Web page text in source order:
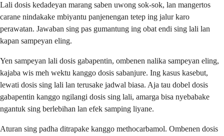
Lali dosis kedadeyan marang saben uwong sok-sok, lan mangertos
carane nindakake mbiyantu panjenengan tetep ing jalur karo
perawatan. Jawaban sing pas gumantung ing obat endi sing lali lan
kapan sampeyan eling.
Yen sampeyan lali dosis gabapentin, ombenen nalika sampeyan eling,
kajaba wis meh wektu kanggo dosis sabanjure. Ing kasus kasebut,
lewati dosis sing lali lan terusake jadwal biasa. Aja tau dobel dosis
gabapentin kanggo ngilangi dosis sing lali, amarga bisa nyebabake
ngantuk sing berlebihan lan efek samping liyane.
Aturan sing padha ditrapake kanggo methocarbamol. Ombenen dosis